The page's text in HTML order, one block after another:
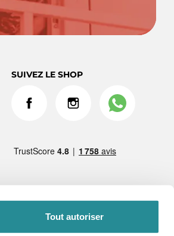
Tout autoriser
SUIVEZ LE SHOP